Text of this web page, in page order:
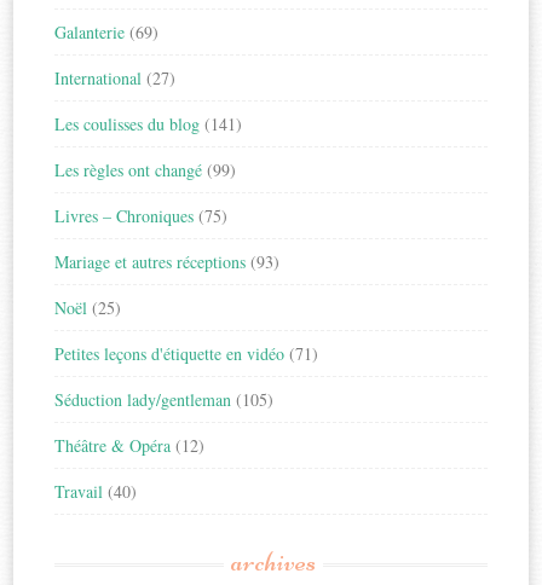
Galanterie (69)
International (27)
Les coulisses du blog (141)
Les règles ont changé (99)
Livres – Chroniques (75)
Mariage et autres réceptions (93)
Noël (25)
Petites leçons d'étiquette en vidéo (71)
Séduction lady/gentleman (105)
Théâtre & Opéra (12)
Travail (40)
archives